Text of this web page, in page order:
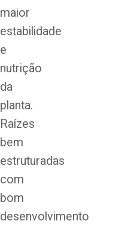
maior
estabilidade
e
nutrição
da
planta.
Raízes
bem
estruturadas
com
bom
desenvolvimento